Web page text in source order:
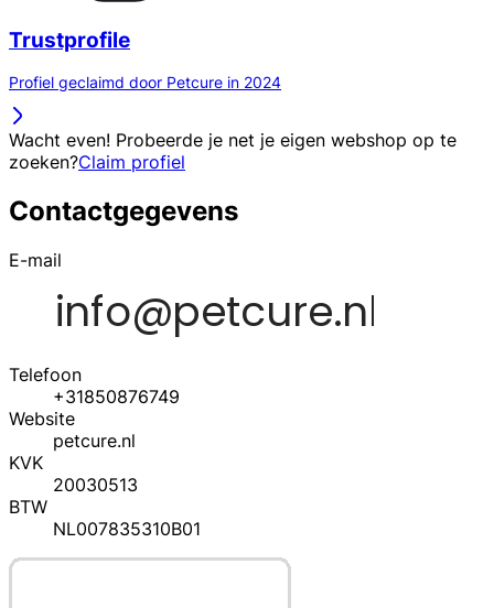
Trustprofile
Profiel geclaimd door Petcure in 2024
Wacht even! Probeerde je net je eigen webshop op te
zoeken?Claim profiel
Contactgegevens
E-mail
Telefoon
+31850876749
Website
petcure.nl
KVK
20030513
BTW
NL007835310B01